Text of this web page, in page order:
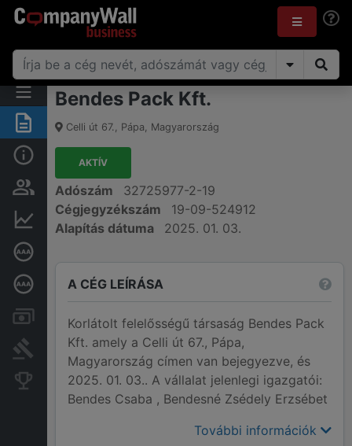
Összegzés
Alap információk
Személyek és tulajdonjog
Pénzügyi információk
Mélyreható hitelminősítés
Számlák és zárolások
Bírósági eljárások
Konkurens cégek
Bendes Pack Kft.
Celli út 67., Pápa, Magyarország
AKTÍV
Adószám
32725977-2-19
Cégjegyzékszám
19-09-524912
Alapítás dátuma
2025. 01. 03.
A CÉG LEÍRÁSA
Korlátolt felelősségű társaság Bendes Pack
Kft. amely a Celli út 67., Pápa,
Magyarország címen van bejegyezve, és
2025. 01. 03.. A vállalat jelenlegi igazgatói:
Bendes Csaba , Bendesné Zsédely Erzsébet
További információk